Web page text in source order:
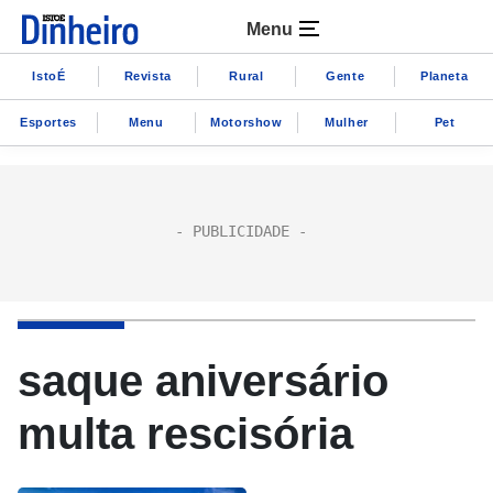
Menu
IstoÉ Revista Rural Gente Planeta
Esportes Menu Motorshow Mulher Pet
saque aniversário
multa rescisória